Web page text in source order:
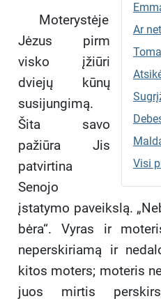
Ar
Visi
Moterystėje
Jėzus pirm
visko įžiūri
dviejų kūnų
susijungimą.
Šita savo
pažiūra Jis
patvirtina
Senojo
įstatymo paveikslą.
bėra“. Vyras ir
neperskiriamą ir
kitos moters; moteris
juos mirtis